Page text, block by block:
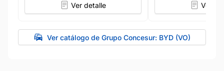
Ver detalle Ver
Ver catálogo de Grupo Concesur: BYD (VO)